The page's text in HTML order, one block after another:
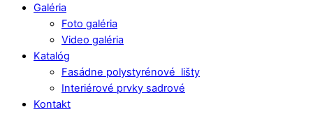
Galéria
Foto galéria
Video galéria
Katalóg
Fasádne polystyrénové lišty
Interiérové prvky sadrové
Kontakt